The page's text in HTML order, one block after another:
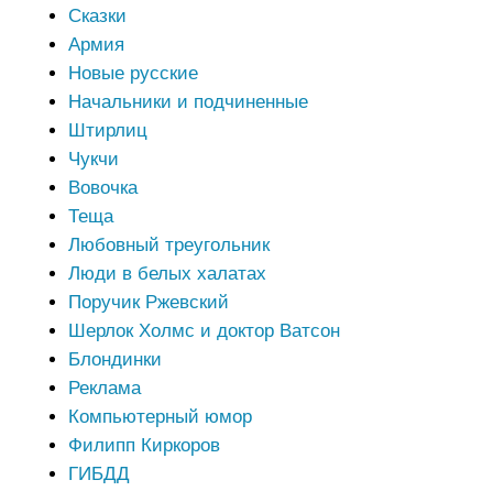
Сказки
Армия
Новые русские
Начальники и подчиненные
Штирлиц
Чукчи
Вовочка
Теща
Любовный треугольник
Люди в белых халатах
Поручик Ржевский
Шерлок Холмс и доктор Ватсон
Блондинки
Реклама
Компьютерный юмор
Филипп Киркоров
ГИБДД